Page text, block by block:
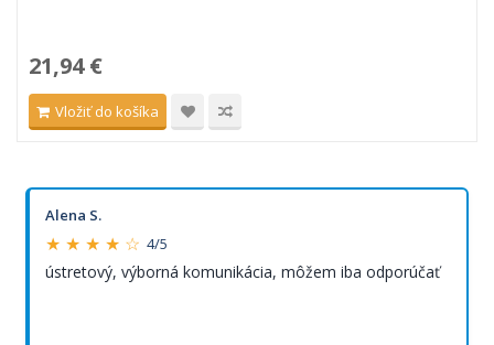
21,94 €
Vložiť do košíka
Alena S.
★ ★ ★ ★ ☆ 4/5
ústretový, výborná komunikácia, môžem iba odporúčať